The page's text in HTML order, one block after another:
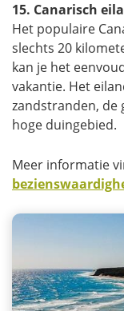
15. Canarisch
Het populaire
slechts 20
kan je het
vakantie. Het
zandstranden, de
hoge duingebied.
Meer informatie